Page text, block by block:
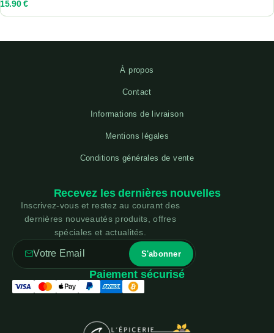
15.90€
À propos
Contact
Informations de livraison
Mentions légales
Conditions générales de vente
Recevez les dernières nouvelles
Inscrivez-vous et restez au courant des
dernières nouveautés produits, offres
spéciales et actualités.
Paiement sécurisé